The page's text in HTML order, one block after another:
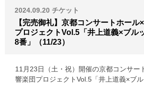
2024.09.20 チケット
【完売御礼】京都コンサートホール
プロジェクトVol.5「井上道義×ブル
8番」（11/23）
11月23日（土・祝）開催の京都コンサー
響楽団プロジェクトVol.5「井上道義×ブ